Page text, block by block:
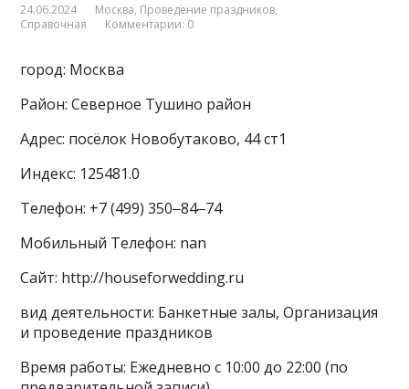
24.06.2024 Москва, Проведение праздников,
Справочная
Комментарии: 0
город: Москва
Район: Северное Тушино район
Адрес: посёлок Новобутаково, 44 ст1
Индекс: 125481.0
Телефон: +7 (499) 350‒84‒74
Мобильный Телефон: nan
Сайт: http://houseforwedding.ru
вид деятельности: Банкетные залы, Организация
и проведение праздников
Время работы: Ежедневно с 10:00 до 22:00 (по